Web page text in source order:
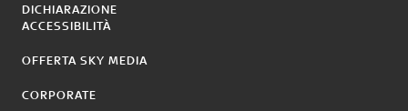
DICHIARAZIONE
ACCESSIBILITÀ
OFFERTA SKY MEDIA
CORPORATE